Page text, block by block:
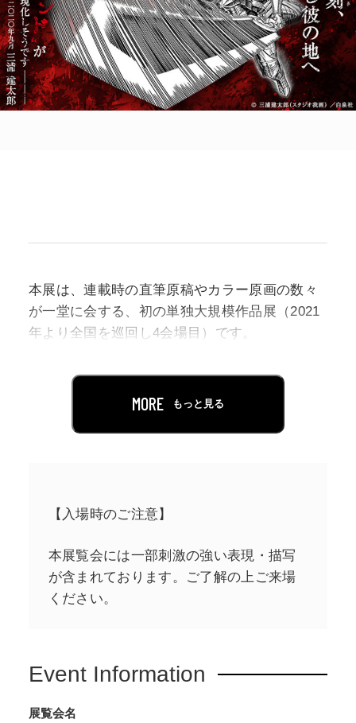
本展は、連載時の直筆原稿やカラー原画の数々
が一堂に会する、初の単独大規模作品展（2021
年より全国を巡回し4会場目）です。
オラマなど、貴重な展示物を公開します。
今回の松屋銀座では、コミックス41巻以降の展
MORE もっと見る
【入場時のご注意】
本展覧会には一部刺激の強い表現・描写
が含まれております。ご了解の上ご来場
ください。
Event Information
展覧会名